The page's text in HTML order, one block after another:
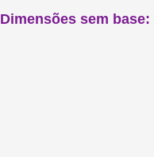
Dimensões sem base: